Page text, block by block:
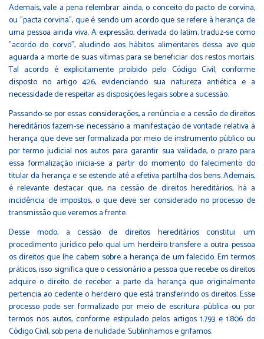
Ademais, vale a pena relembrar ainda, o conceito do pacto de corvina,
ou "pacta corvina", que é sendo um acordo que se refere à herança de
uma pessoa ainda viva. A expressão, derivada do latim, traduz-se como
"acordo do corvo", aludindo aos hábitos alimentares dessa ave que
aguarda a morte de suas vítimas para se beneficiar dos restos mortais.
Tal acordo é explicitamente proibido pelo Código Civil, conforme
disposto no artigo 426, evidenciando sua natureza antiética e a
necessidade de respeitar as disposições legais sobre a sucessão.
Passando-se por essas considerações, a renúncia e a cessão de direitos
hereditários fazem-se necessário a manifestação de vontade relativa à
herança que deve ser formalizada por meio de instrumento público ou
por termo judicial nos autos para garantir sua validade, o prazo para
essa formalização inicia-se a partir do momento do falecimento do
titular da herança e se estende até a efetiva partilha dos bens. Ademais,
é relevante destacar que, na cessão de direitos hereditários, há a
incidência de impostos, o que deve ser considerado no processo de
transmissão que veremos a frente.
Desse modo, a cessão de direitos hereditários constitui um
procedimento jurídico pelo qual um herdeiro transfere a outra pessoa
os direitos que lhe cabem sobre a herança de um falecido. Em termos
práticos, isso significa que o cessionário a pessoa que recebe os direitos
adquire o direito de receber a parte da herança que originalmente
pertencia ao cedente o herdeiro que está transferindo os direitos. Esse
processo pode ser formalizado por meio de escritura pública ou por
termos nos autos, conforme estipulado pelos artigos 1.793 e 1.806 do
Código Civil, sob pena de nulidade. Sublinhamos e grifamos.